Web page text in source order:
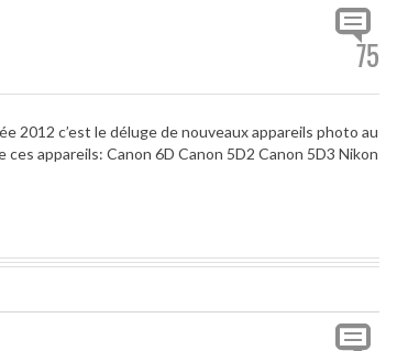
75
2012 c’est le déluge de nouveaux appareils photo au
appareils: Canon 6D Canon 5D2 Canon 5D3 Nikon